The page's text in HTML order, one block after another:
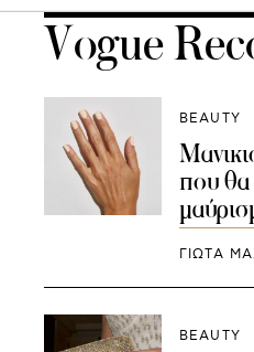
Vogue
BEAUTY
που θα
ΓΙΩΤΑ
BEAUTY